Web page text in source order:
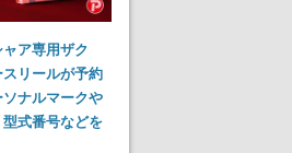
ャア専用ザク
リールが予約
ナルマークや
式番号などを